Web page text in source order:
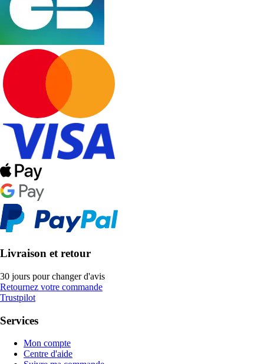
Livraison et retour
30 jours pour changer d'avis
Retournez votre commande
Trustpilot
Services
Mon compte
Centre d'aide